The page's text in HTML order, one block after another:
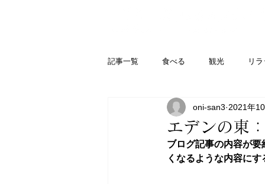
記事一覧 食べる 観光 リ
エデンの東
oni-san3 2021年
ブログ記事の内容が
くなるような内容に